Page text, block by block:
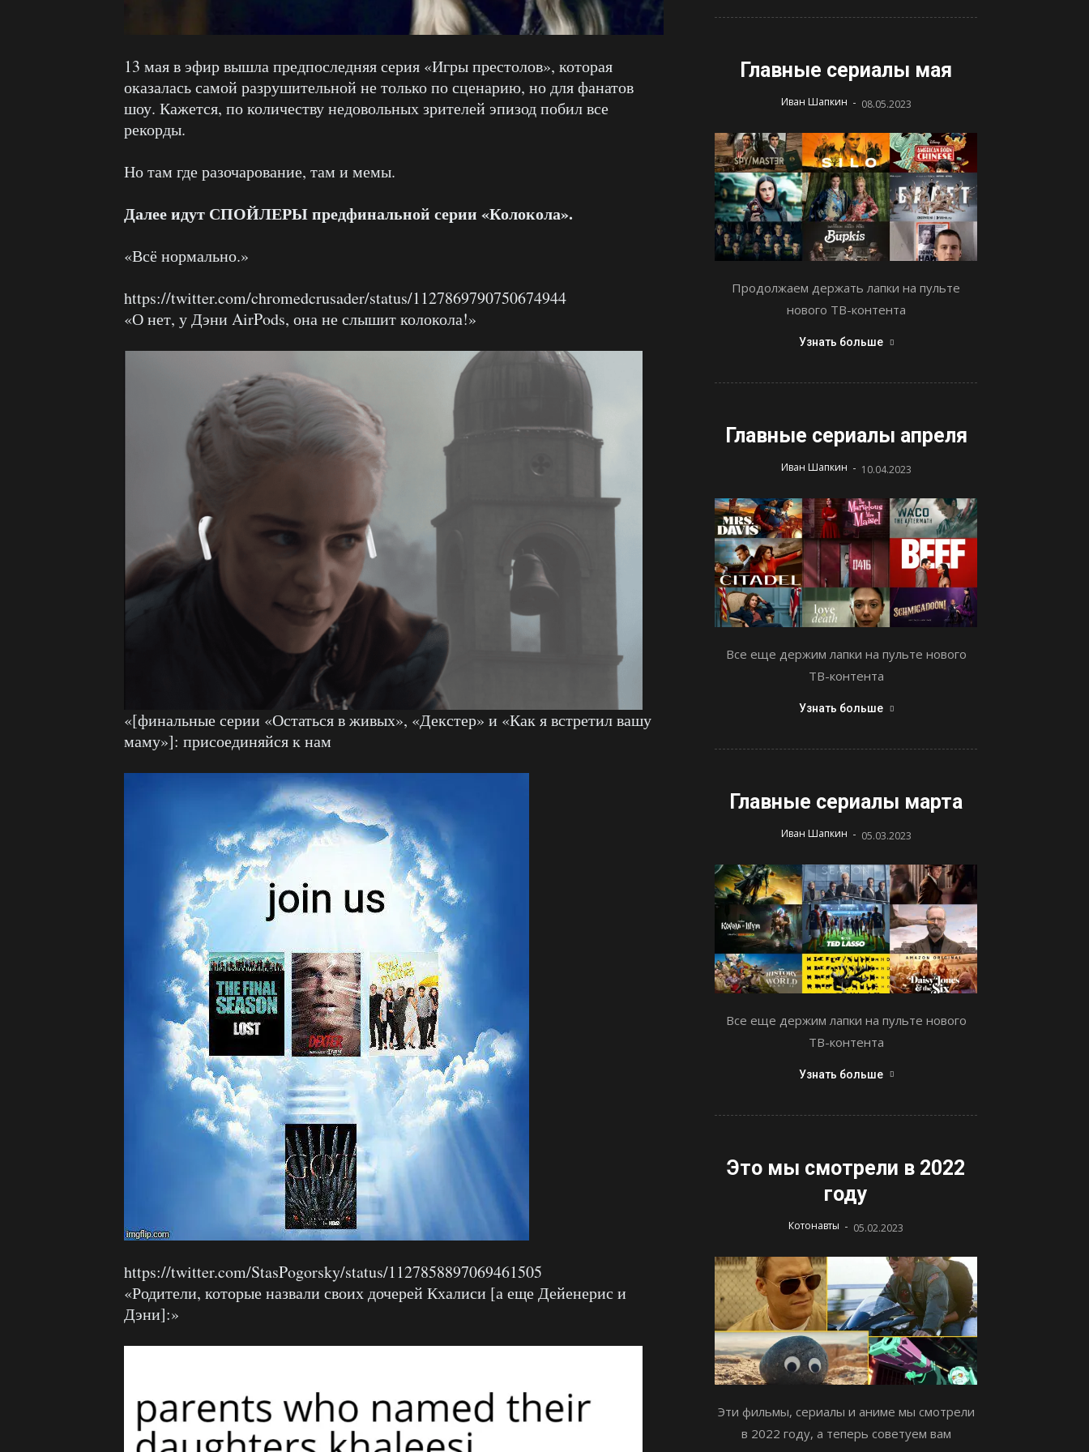
13 мая в эфир вышла предпоследняя серия «Игры престолов», которая
оказалась самой разрушительной не только по сценарию, но для фанатов
шоу. Кажется, по количеству недовольных зрителей эпизод побил все
рекорды.
Но там где разочарование, там и мемы.
Далее идут СПОЙЛЕРЫ предфинальной серии «Колокола».
«Всё нормально.»
https://twitter.com/chromedcrusader/status/1127869790750674944
«О нет, у Дэни AirPods, она не слышит колокола!»
«[финальные серии «Остаться в живых», «Декстер» и «Как я встретил вашу
маму»]: присоединяйся к нам
https://twitter.com/StasPogorsky/status/1127858897069461505
«Родители, которые назвали своих дочерей Кхалиси [а еще Дейенерис и
Дэни]:»
Главные сериалы мая
Иван Шапкин - 08.05.2023
Продолжаем держать лапки на пульте
нового ТВ-контента
Узнать больше
Главные сериалы апреля
Иван Шапкин - 10.04.2023
Все еще держим лапки на пульте нового
ТВ-контента
Узнать больше
Главные сериалы марта
Иван Шапкин - 05.03.2023
Все еще держим лапки на пульте нового
ТВ-контента
Узнать больше
Это мы смотрели в 2022
году
Котонавты - 05.02.2023
Эти фильмы, сериалы и аниме мы смотрели
в 2022 году, а теперь советуем вам